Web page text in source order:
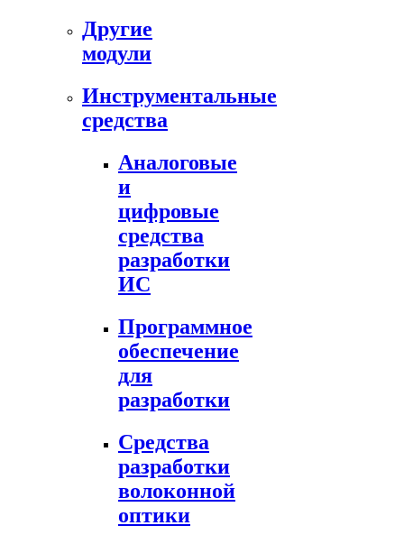
Другие
модули
Инструментальные
средства
Аналоговые
и
цифровые
средства
разработки
ИС
Программное
обеспечение
для
разработки
Средства
разработки
волоконной
оптики